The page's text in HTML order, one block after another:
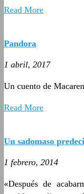
Read More
Pandora
1 abril, 2017
Un cuento de
Read More
Un sadomaso
1 febrero, 2014
«Después de